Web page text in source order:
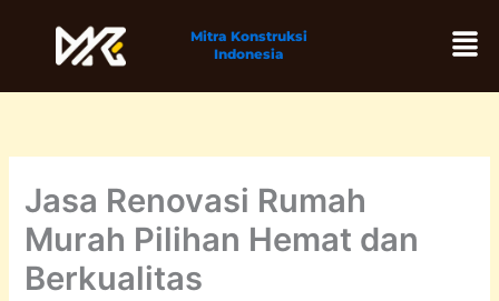
Mitra Konstruksi
Indonesia
Jasa Renovasi Rumah
Murah Pilihan Hemat dan
Berkualitas